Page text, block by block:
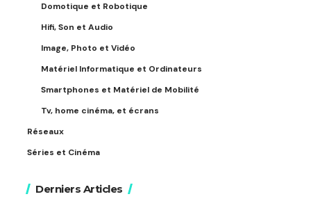
Domotique et Robotique
Hifi, Son et Audio
Image, Photo et Vidéo
Matériel Informatique et Ordinateurs
Smartphones et Matériel de Mobilité
Tv, home cinéma, et écrans
Réseaux
Séries et Cinéma
Derniers Articles